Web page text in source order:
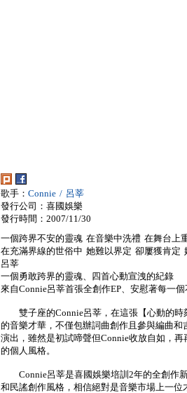
歌手： Connie / 呂莘
發行公司：喜國娛樂
發行時間：2007/11/30
一個跨界不安的靈魂 在音樂中洗禮 在舞台上
在充滿界線的世俗中 她難以界定 卻屢獲肯定
呂莘
一個勇敢跨界的靈魂、四首心動宣洩的紀錄
來自Connie呂莘首張全創作EP、安慰著每一
雙子座的Connie呂莘，在這張【心動的時
的音樂才華，不僅包辦詞曲創作且參與編曲和
演出，雖然是初試啼聲但Connie收放自如，再
的個人風格。
Connie呂莘是喜國娛樂培訓2年的全創作
和民謠創作風格，相信絕對是音樂市場上一位